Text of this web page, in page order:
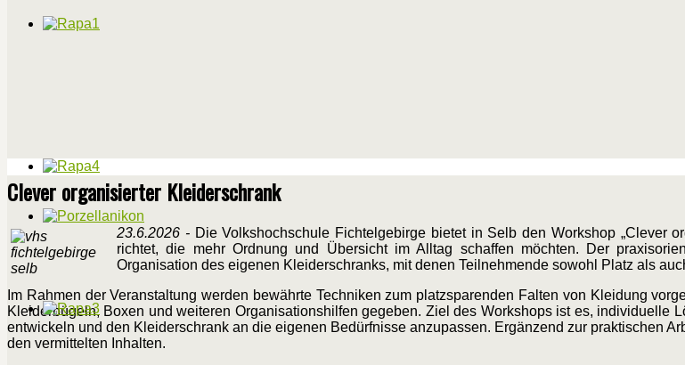
Clever organisierter Kleiderschrank
23.6.2026 - Die Volkshochschule Fichtelgebirge bietet in Selb den Workshop „Clever
richtet, die mehr Ordnung und Übersicht im Alltag schaffen möchten. Der
Organisation des eigenen Kleiderschranks, mit denen Teilnehmende sowohl Platz als
Im Rahmen der Veranstaltung werden bewährte Techniken zum platzsparenden Falten von Kleidung
Kleiderbügeln, Boxen und weiteren Organisationshilfen gegeben. Ziel des Workshops ist es, individuelle
entwickeln und den Kleiderschrank an die eigenen Bedürfnisse anzupassen. Ergänzend zur praktischen
den vermittelten Inhalten.